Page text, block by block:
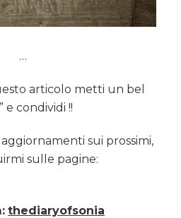
…
articolo metti un bel
e condividi !!
sui prossimi,
sulle pagine:
thediaryofsonia